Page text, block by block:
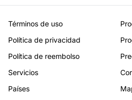
Términos de uso
Política de privacidad
Política de reembolso
Servicios
Países